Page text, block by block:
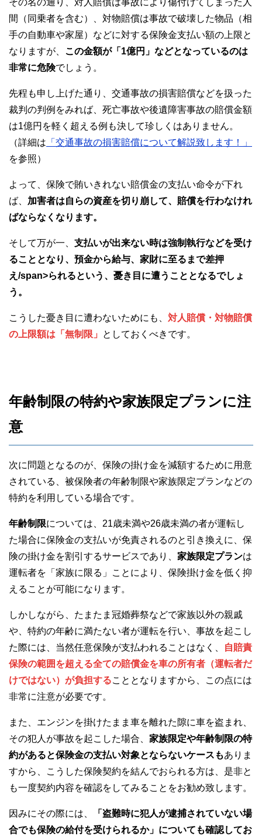
間（同乗者を含む）、対物賠償は事故で破壊した物品（相
手の自動車や家屋）などに対する保険金支払い額の上限と
なりますが、 この金額が「1億円」などとなっているのは
非常に危険でしょう。
先程も申し上げた通り、交通事故の損害賠償などを扱った
裁判の判例をみれば、死亡事故や後遺障害事故の賠償金額
は1億円を軽く超える例も決して珍しくはありません。
（詳細は 「交通事故の損害賠償について解説致します！」
を参照）
よって、保険で賄いきれない賠償金の支払い命令が下れ
ば、 加害者は自らの資産を切り崩して、賠償を行わなけれ
ばならなくなります。
そして万が一、 支払いが出来ない時は強制執行などを受け
ることとなり、預金から給与、家財に至るまで差押
え/span>られるという、憂き目に遭うこととなるでしょ
う。
こうした憂き目に遭わないためにも、 対人賠償・対物賠償
の上限額は「無制限」
としておくべきです。
年齢制限の特約や家族限定プランに注
意
次に問題となるのが、保険の掛け金を減額するために用意
されている、被保険者の年齢制限や家族限定プランなどの
特約を利用している場合です。
年齢制限については、21歳未満や26歳未満の者が運転し
た場合に保険金の支払いが免責されるのと引き換えに、保
険の掛け金を割引するサービスであり、 家族限定プランは
運転者を「家族に限る」ことにより、保険掛け金を低く抑
えることが可能になります。
しかしながら、たまたま冠婚葬祭などで家族以外の親戚
や、特約の年齢に満たない者が運転を行い、事故を起こし
た際には、当然任意保険が支払われることはなく、
自賠責
保険の範囲を超える全ての賠償金を車の所有者（運転者だ
けではない）が負担することとなりますから、この点には
非常に注意が必要です。
また、エンジンを掛けたまま車を離れた隙に車を盗まれ、
その犯人が事故を起こした場合、 家族限定や年齢制限の特
約があると保険金の支払い対象とならないケースもありま
すから、こうした保険契約を結んでおられる方は、是非と
も一度契約内容を確認をしてみることをお勧め致します。
因みにその際には、
「盗難時に犯人が逮捕されていない場
合でも保険の給付を受けられるか」についても確認してお